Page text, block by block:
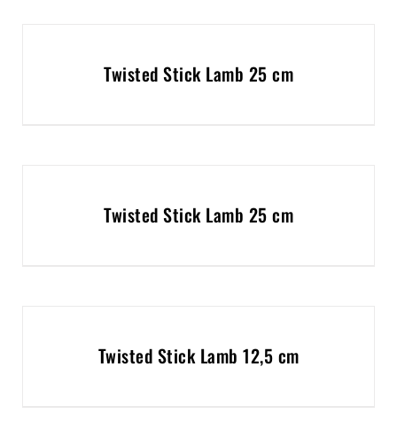
Twisted Stick Lamb 25 cm
Twisted Stick Lamb 25 cm
Twisted Stick Lamb 12,5 cm